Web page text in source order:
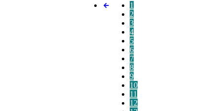
1
2
3
4
5
6
7
8
9
10
11
12